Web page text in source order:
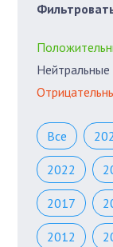
Нейтральные
Все
2022
2017
2012